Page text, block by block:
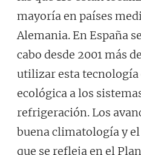
mayoría en países
Alemania. En España
cabo desde 2001 más
utilizar esta
ecológica a los
refrigeración. Los
buena climatología y
que se refleja en el